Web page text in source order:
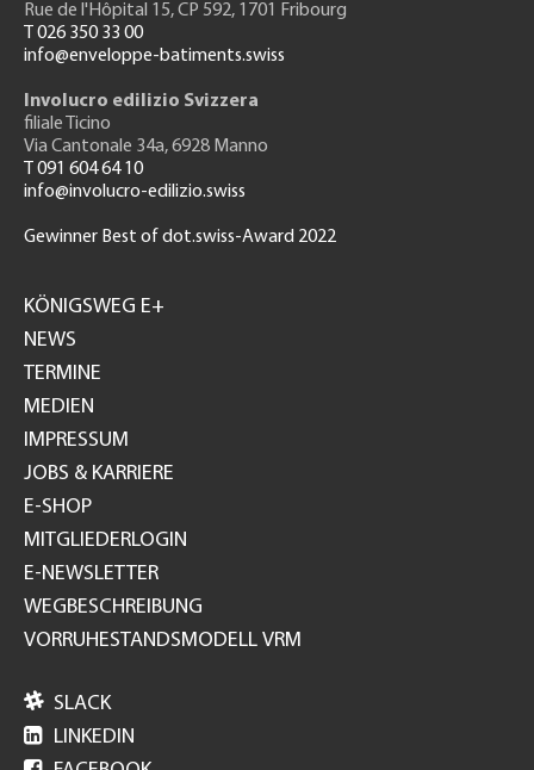
Rue de l'Hôpital 15, CP 592, 1701 Fribourg
T 026 350 33 00
info@enveloppe-batiments.swiss
Involucro edilizio Svizzera
filiale Ticino
Via Cantonale 34a, 6928 Manno
T 091 604 64 10
info@involucro-edilizio.swiss
Gewinner Best of dot.swiss-Award 2022
GH
KÖNIGSWEG E+
NEWS
TERMINE
MEDIEN
IMPRESSUM
JOBS & KARRIERE
E-SHOP
MITGLIEDERLOGIN
E-NEWSLETTER
WEGBESCHREIBUNG
VORRUHESTANDSMODELL VRM
 SLACK
 LINKEDIN